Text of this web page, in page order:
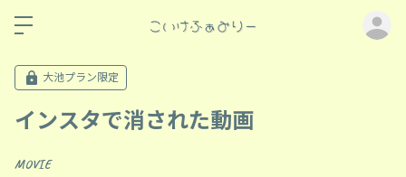
大池プラン限定
インスタで消された動画
MOVIE